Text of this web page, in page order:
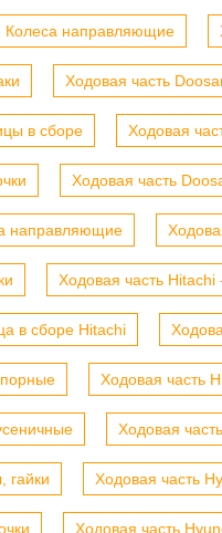
Колеса направляющие
Ходовая часть
в сборе Ходовая
Ходовая часть
направляющие
Ходовая часть Hitachi
в сборе Hitachi
Ходовая часть
Ходовая
гайки Ходовая часть
Ходовая часть